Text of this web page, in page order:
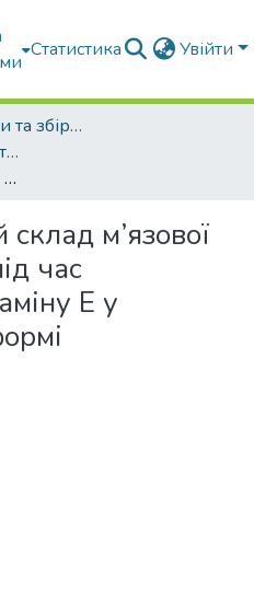
Статистика Увійти
Наукові журнали та збірники видань
Український часопис ветеринарних наук
Жирнокислотний склад м’язової тканини кролів під час застосування вітаміну Е у водорозчинній формі
м’язової
час
Е у